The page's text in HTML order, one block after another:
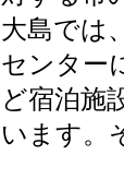
大島では
センター
ど宿泊施
います。